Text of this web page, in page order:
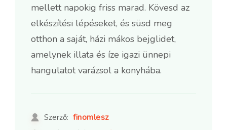
mellett napokig friss marad. Kövesd az
elkészítési lépéseket, és süsd meg
otthon a saját, házi mákos bejglidet,
amelynek illata és íze igazi ünnepi
hangulatot varázsol a konyhába.
Szerző: finomlesz